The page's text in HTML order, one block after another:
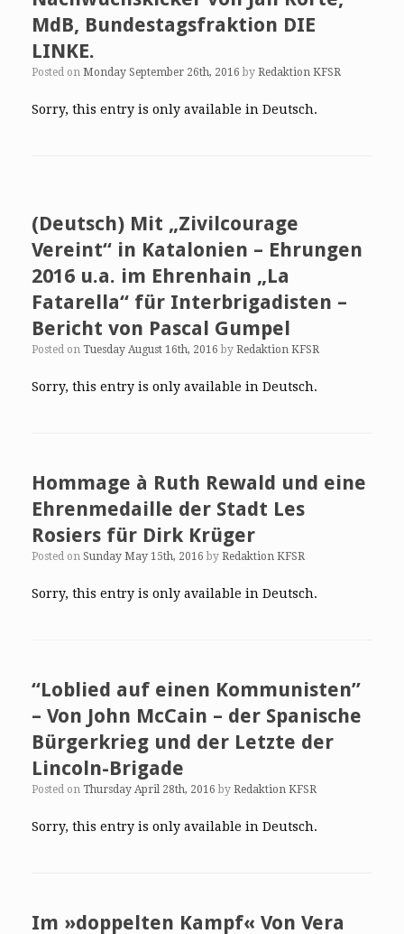
MdB, Bundestagsfraktion DIE
LINKE.
Posted on Monday September 26th, 2016 by Redaktion KFSR
Sorry, this entry is only available in Deutsch.
(Deutsch) Mit „Zivilcourage
Vereint“ in Katalonien – Ehrungen
2016 u.a. im Ehrenhain „La
Fatarella“ für Interbrigadisten –
Bericht von Pascal Gumpel
Posted on Tuesday August 16th, 2016 by Redaktion KFSR
Sorry, this entry is only available in Deutsch.
Hommage à Ruth Rewald und eine
Ehrenmedaille der Stadt Les
Rosiers für Dirk Krüger
Posted on Sunday May 15th, 2016 by Redaktion KFSR
Sorry, this entry is only available in Deutsch.
“Loblied auf einen Kommunisten”
– Von John McCain – der Spanische
Bürgerkrieg und der Letzte der
Lincoln-Brigade
Posted on Thursday April 28th, 2016 by Redaktion KFSR
Sorry, this entry is only available in Deutsch.
Im »doppelten Kampf« Von Vera